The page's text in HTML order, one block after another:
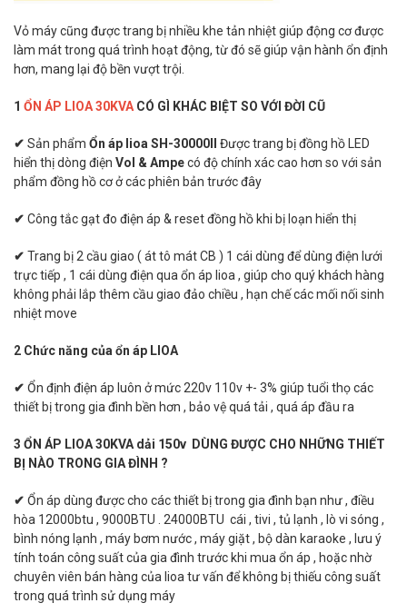
Vỏ máy cũng được trang bị nhiều khe tản nhiệt giúp động cơ được
làm mát trong quá trình hoạt động, từ đó sẽ giúp vận hành ổn định
hơn, mang lại độ bền vượt trội.
1 ỔN ÁP LIOA 30KVACÓ GÌ KHÁC BIỆT SO VỚI ĐỜI CŨ
✔ Sản phẩm Ổn áp lioa SH-30000II
Được trang bị đồng hồ LED
hiển thị dòng điện Vol & Ampecó độ chính xác cao hơn so với sản
phẩm đồng hồ cơ ở các phiên bản trước đây
✔ Công tắc gạt đo điện áp & reset đồng hồ khi bị loạn hiển thị
✔ Trang bị 2 cầu giao ( át tô mát CB ) 1 cái dùng để dùng điện lưới
trực tiếp , 1 cái dùng điện qua ổn áp lioa , giúp cho quý khách hàng
không phải lắp thêm cầu giao đảo chiều , hạn chế các mối nối sinh
nhiệt move
2 Chức năng của ổn áp LIOA
✔ Ổn định điện áp luôn ở mức 220v 110v +- 3% giúp tuổi thọ các
thiết bị trong gia đình bền hơn , bảo vệ quá tải , quá áp đầu ra
3 ỔN ÁP LIOA 30KVA dải 150v DÙNG ĐƯỢC CHO NHỮNG THIẾT
BỊ NÀO TRONG GIA ĐÌNH ?
✔ Ổn áp dùng được cho các thiết bị trong gia đình bạn như , điều
hòa 12000btu , 9000BTU . 24000BTU cái , tivi , tủ lạnh , lò vi sóng ,
bình nóng lạnh , máy bơm nước , máy giặt , bộ dàn karaoke , lưu ý
tính toán công suất của gia đình trước khi mua ổn áp , hoặc nhờ
chuyên viên bán hàng của lioa tư vấn để không bị thiếu công suất
trong quá trình sử dụng máy